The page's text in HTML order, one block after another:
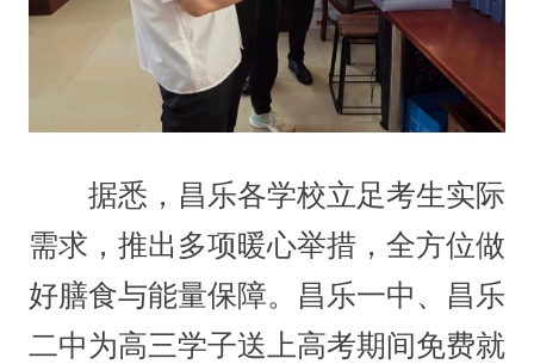
据悉，昌乐各学校立足考生实际
需求，推出多项暖心举措，全方位做
好膳食与能量保障。昌乐一中、昌乐
二中为高三学子送上高考期间免费就